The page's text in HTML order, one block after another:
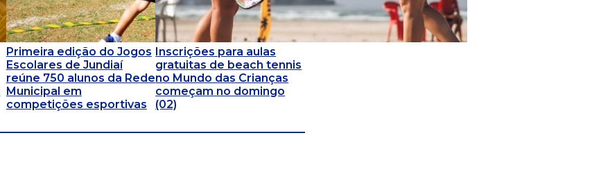
Primeira edição do Jogos
Escolares de Jundiaí
reúne 750 alunos da Rede
Municipal em
competições esportivas
Inscrições para aulas
gratuitas de beach tennis
no Mundo das Crianças
começam no domingo
(02)